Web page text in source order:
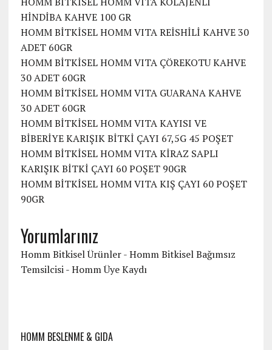
HİNDİBA KAHVE 100 GR
HOMM BİTKİSEL HOMM VITA REİSHİLİ KAHVE 30
ADET 60GR
HOMM BİTKİSEL HOMM VITA ÇÖREKOTU KAHVE
30 ADET 60GR
HOMM BİTKİSEL HOMM VITA GUARANA KAHVE
30 ADET 60GR
HOMM BİTKİSEL HOMM VITA KAYISI VE
BİBERİYE KARIŞIK BİTKİ ÇAYI 67,5G 45 POŞET
HOMM BİTKİSEL HOMM VITA KİRAZ SAPLI
KARIŞIK BİTKİ ÇAYI 60 POŞET 90GR
HOMM BİTKİSEL HOMM VITA KIŞ ÇAYI 60 POŞET
90GR
Yorumlarınız
Homm Bitkisel Ürünler - Homm Bitkisel Bağımsız
Temsilcisi-Homm Üye Kaydı
HOMM BESLENME & GIDA